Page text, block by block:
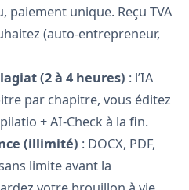
paiement unique. Reçu TVA
(auto-entrepreneur,
(2 à 4 heures) : l’IA
par chapitre, vous éditez
+ AI-Check à la fin.
(illimité) : DOCX, PDF,
limite avant la